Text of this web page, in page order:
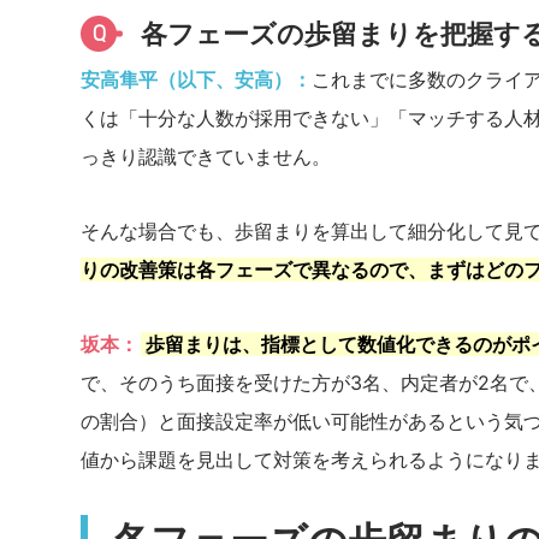
Q 各フェーズの歩留まりを把握
安高隼平（以下、安高）： これまでに多数のクライ
くは「十分な人数が採用できない」「マッチする
っきり認識できていません。
そんな場合でも、歩留まりを算出して細分化して見
りの改善策は各フェーズで異なるので、まずはど
坂本：
歩留まりは、指標として数値化できるのがポ
で、そのうち面接を受けた方が3名、内定者が2名
の割合）と面接設定率が低い可能性があるという気
値から課題を見出して対策を考えられるようになり